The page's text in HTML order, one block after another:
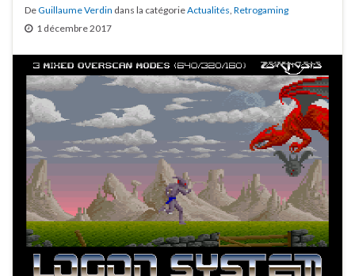
DeGuillaume Verdin dans la catégorieActualités Retrogaming
1 décembre 2017